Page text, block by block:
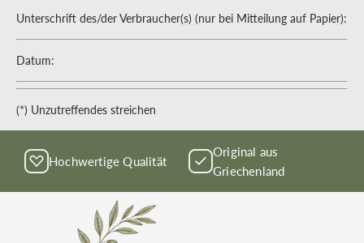
Unterschrift des/der Verbraucher(s) (nur bei Mitteilung auf Papier):
Datum:
(*) Unzutreffendes streichen
Hochwertige Qualität
Original aus
Griechenland